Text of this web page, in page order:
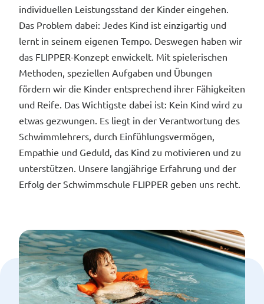
individuellen Leistungsstand der Kinder eingehen.
Das Problem dabei: Jedes Kind ist einzigartig und
lernt in seinem eigenen Tempo. Deswegen haben wir
das FLIPPER-Konzept enwickelt. Mit spielerischen
Methoden, speziellen Aufgaben und Übungen
fördern wir die Kinder entsprechend ihrer Fähigkeiten
und Reife. Das Wichtigste dabei ist: Kein Kind wird zu
etwas gezwungen. Es liegt in der Verantwortung des
Schwimmlehrers, durch Einfühlungsvermögen,
Empathie und Geduld, das Kind zu motivieren und zu
unterstützen. Unsere langjährige Erfahrung und der
Erfolg der Schwimmschule FLIPPER geben uns recht.